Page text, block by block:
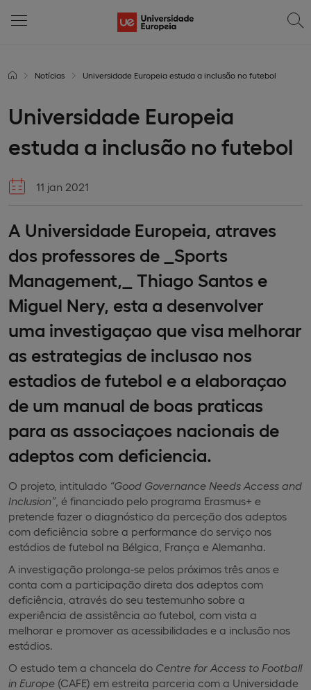
Notícias Universidade Europeia estuda a inclusão no futebol
Universidade Europeia
estuda a inclusão no futebol
11 jan 2021
A Universidade Europeia, atraves
dos professores de _Sports
Management,_ Thiago Santos e
Miguel Nery, esta a desenvolver
uma investigaçao que visa melhorar
as estrategias de inclusao nos
estadios de futebol e a elaboraçao
de um manual de boas praticas
para as associaçoes nacionais de
adeptos com deficiencia.
O projeto, intitulado “Good Governance Needs Access and
Inclusion”, é financiado pelo programa Erasmus+ e
pretende fazer o diagnóstico da perceção dos adeptos
com deficiência sobre a performance do serviço nos
estádios de futebol na Bélgica, França e Alemanha.
A investigação prolonga-se pelos próximos três anos e
conta com a participação direta dos adeptos com
deficiência, através do seu testemunho sobre a
experiência de assistência ao futebol, com vista a
melhorar e promover as acessibilidades e a inclusão nos
estádios.
O estudo tem a chancela do Centre for Access to Football
in Europe (CAFE) em estreita parceria com a Universidade